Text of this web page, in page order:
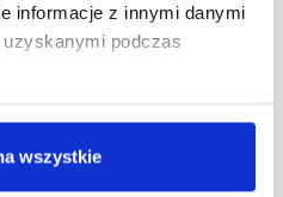
informacje z innymi danymi
podczas
wszystkie